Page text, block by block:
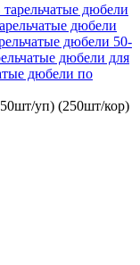
дюбели
дюбели
дюбели 50-
дюбели для
дюбели по
уп) (250шт/кор)